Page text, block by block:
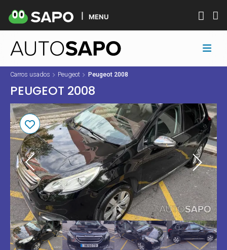
MENU
Carros usados Peugeot Peugeot 2008
PEUGEOT 2008